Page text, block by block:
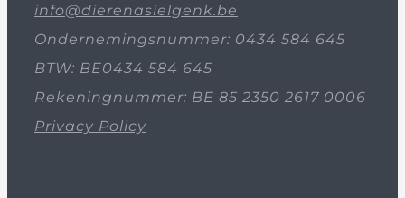
info@dierenasielgenk.be
Ondernemingsnummer: 0434 584 645
BTW: BE0434 584 645
Rekeningnummer: BE 85 2350 2617 0006
Privacy Policy